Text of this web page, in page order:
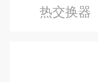
热交换器